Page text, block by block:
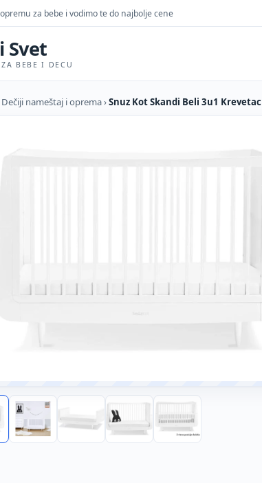
za bebe i vodimo te do najbolje cene
Svet
BEBE I DECU
Dečiji nameštaj i oprema›Snuz Kot Skandi Beli 3u1 Krevetac